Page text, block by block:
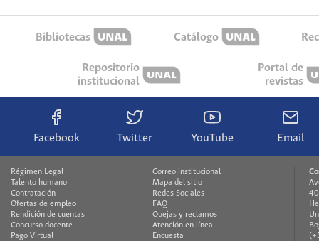
Bibliotecas Catálogo
Repositorio
institucional
Portal de
revistas
Facebook Twitter YouTube Email
Régimen Legal
Talento humano
Contratación
Ofertas de empleo
Rendición de cuentas
Concurso docente
Pago Virtual
Correo institucional
Mapa del sitio
Redes Sociales
FAQ
Quejas y reclamos
Atención en línea
Encuesta